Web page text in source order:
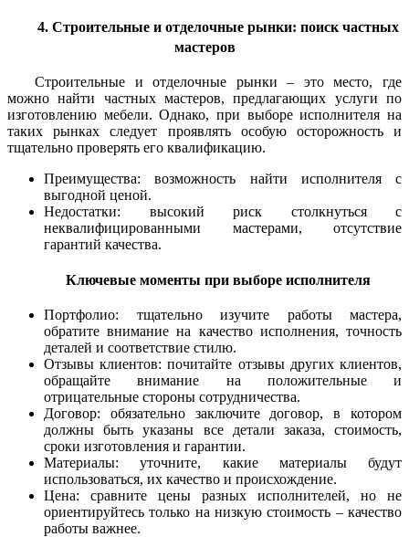
4. Строительные и отделочные рынки: поиск частных
мастеров
Строительные и отделочные рынки – это место, где
можно найти частных мастеров, предлагающих услуги по
изготовлению мебели. Однако, при выборе исполнителя на
таких рынках следует проявлять особую осторожность и
тщательно проверять его квалификацию.
Преимущества: возможность найти исполнителя с
выгодной ценой.
Недостатки: высокий риск столкнуться с
неквалифицированными мастерами, отсутствие
гарантий качества.
Ключевые моменты при выборе исполнителя
Портфолио: тщательно изучите работы мастера,
обратите внимание на качество исполнения, точность
деталей и соответствие стилю.
Отзывы клиентов: почитайте отзывы других клиентов,
обращайте внимание на положительные и
отрицательные стороны сотрудничества.
Договор: обязательно заключите договор, в котором
должны быть указаны все детали заказа, стоимость,
сроки изготовления и гарантии.
Материалы: уточните, какие материалы будут
использоваться, их качество и происхождение.
Цена: сравните цены разных исполнителей, но не
ориентируйтесь только на низкую стоимость – качество
работы важнее.